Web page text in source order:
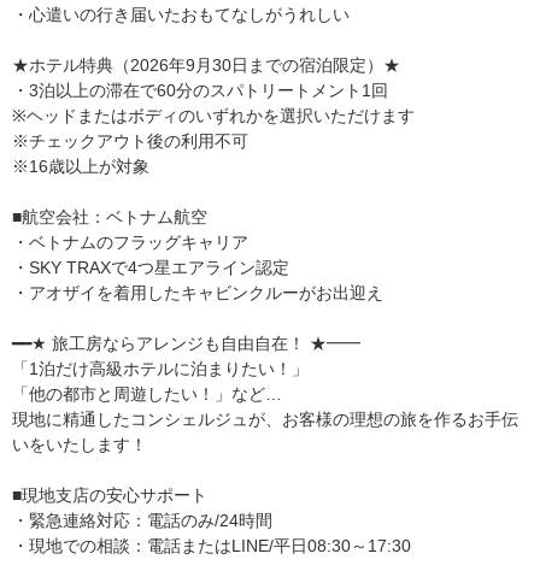
・心遣いの行き届いたおもてなしがうれしい
★ホテル特典（2026年9月30日までの宿泊限定）★
・3泊以上の滞在で60分のスパトリートメント1回
※ヘッドまたはボディのいずれかを選択いただけます
※チェックアウト後の利用不可
※16歳以上が対象
■航空会社：ベトナム航空
・ベトナムのフラッグキャリア
・SKY TRAXで4つ星エアライン認定
・アオザイを着用したキャビンクルーがお出迎え
━━★ 旅工房ならアレンジも自由自在！ ★━━
「1泊だけ高級ホテルに泊まりたい！」
「他の都市と周遊したい！」など…
現地に精通したコンシェルジュが、お客様の理想の旅を作るお手伝
いをいたします！
■現地支店の安心サポート
・緊急連絡対応：電話のみ/24時間
・現地での相談：電話またはLINE/平日08:30～17:30